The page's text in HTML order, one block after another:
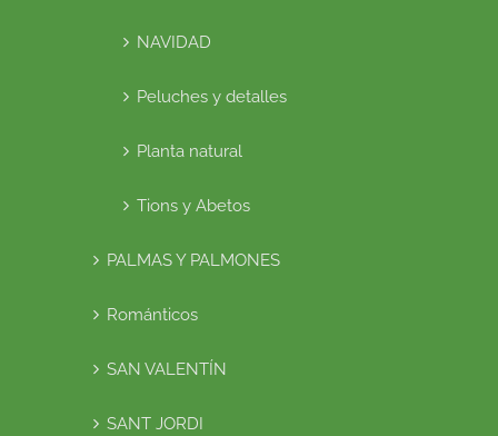
NAVIDAD
Peluches y detalles
Planta natural
Tions y Abetos
PALMAS Y PALMONES
Románticos
SAN VALENTÍN
SANT JORDI